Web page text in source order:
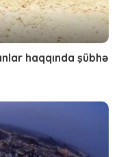
haqqında şübhə